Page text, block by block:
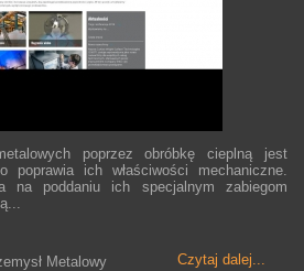
poprzez obróbkę cieplną jest
poprawia ich właściwości mechaniczne.
na poddaniu ich specjalnym zabiegom
Czytaj dalej...
Metalowy